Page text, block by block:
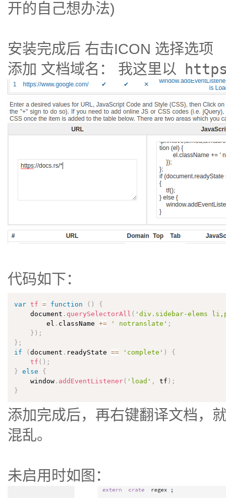
开的自己想办法)
安装完成后 右击ICON 选择选项
添加 文档域名： 我这里以
代码如下：
var tf = function ( )
{
    document
. querySelectorAll ( 'div.sidebar-elems
        el
. className += ' notranslate' ;
} ) ;
} ;
if
(document . readyState == 'complete' )
{
tf ( ) ;
} else
{
    window
. addEventListener( 'load' , tf ) ;
}
添加完成后，再右键翻译文档，
混乱。
未启用时如图：